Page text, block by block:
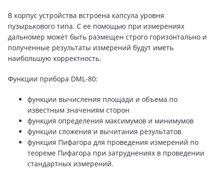
В корпус устройства встроена капсула уровня
пузырькового типа. С ее помощью при измерениях
дальномер может быть размещен строго горизонтально и
полученные результаты измерений будут иметь
наибольшую корректность.
Функции прибора DML-80:
функции вычисления площади и объема по
известным значениям сторон
функция определения максимумов и минимумов
функции сложения и вычитания результатов
функция Пифагора для проведения измерений по
теореме Пифагора при затруднениях в проведении
стандартных измерений.